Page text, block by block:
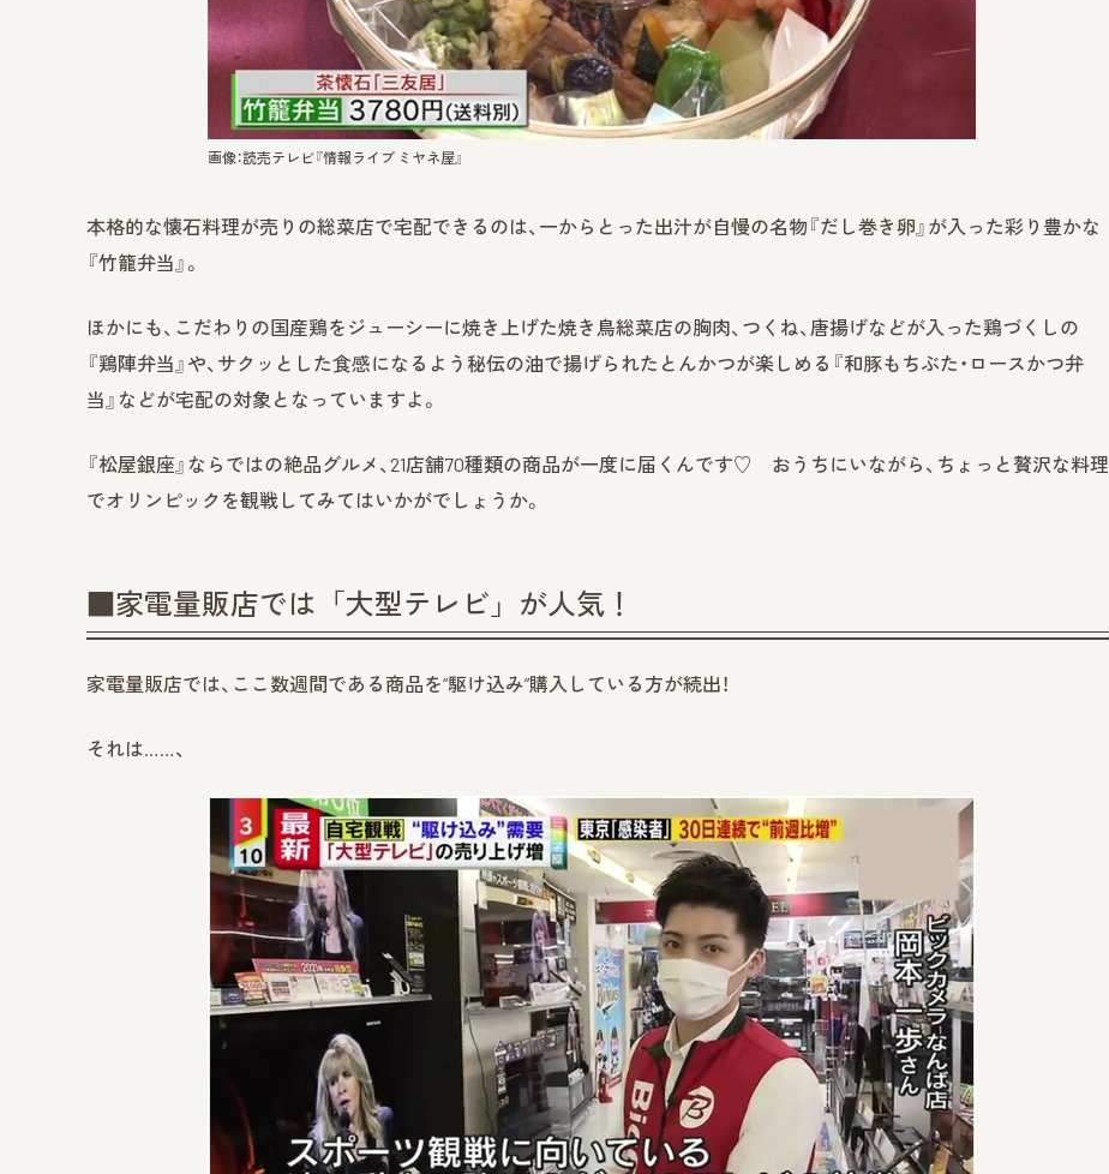
画像：読売テレビ『情報ライブ ミヤネ屋』
本格的な懐石料理が売りの総菜店で宅配できるのは、一からとった出汁が自慢の名物『だし巻き卵』が入った彩り豊かな
『竹籠弁当』。
ほかにも、こだわりの国産鶏をジューシーに焼き上げた焼き鳥総菜店の胸肉、つくね、唐揚げなどが入った鶏づくしの
『鶏陣弁当』や、サクッとした食感になるよう秘伝の油で揚げられたとんかつが楽しめる『和豚もちぶた・ロースかつ弁
当』などが宅配の対象となっていますよ。
『松屋銀座』ならではの絶品グルメ、21店舗70種類の商品が一度に届くんです♡ おうちにいながら、ちょっと贅沢な料理
でオリンピックを観戦してみてはいかがでしょうか。
■家電量販店では「大型テレビ」が人気！
家電量販店では、ここ数週間である商品を“駆け込み”購入している方が続出！
それは……、